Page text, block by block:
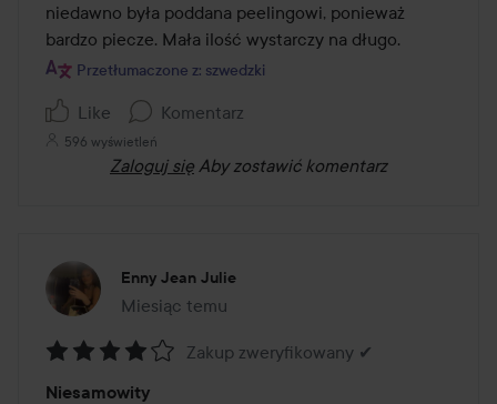
niedawno była poddana peelingowi, ponieważ
bardzo piecze. Mała ilość wystarczy na długo.
Przetłumaczone z: szwedzki
Like Komentarz
596 wyświetleń
Zaloguj się Aby zostawić komentarz
Enny Jean Julie
Miesiąc temu
Post został utworzony Miesiąc temu
Zakup zweryfikowany ✔
Niesamowity